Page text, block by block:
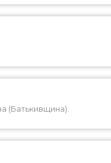
(Батькивщина).